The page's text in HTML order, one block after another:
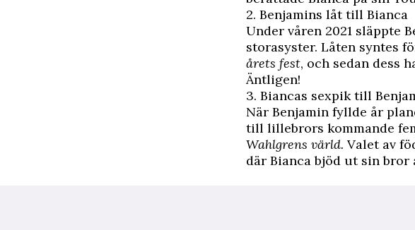
2. Benjamins låt till Bianca
Under våren 2021 släppte
storasyster. Låten syntes
årets fest, och sedan dess
Äntligen!
3. Biancas sexpik till
När Benjamin fyllde år
till lillebrors kommande
Wahlgrens värld. Valet av
där Bianca bjöd ut sin bror